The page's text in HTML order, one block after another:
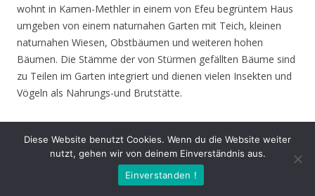
wohnt in Kamen-Methler in einem von Efeu begrüntem Haus
umgeben von einem naturnahen Garten mit Teich, kleinen
naturnahen Wiesen, Obstbäumen und weiteren hohen
Bäumen. Die Stämme der von Stürmen gefällten Bäume sind
zu Teilen im Garten integriert und dienen vielen Insekten und
Vögeln als Nahrungs-und Brutstätte.
Jahrzehnten für den Natur- und Umweltschutz nein.
Die Naturfotos sind in den letzten drei Jahren entstanden und
Diese Website benutzt Cookies. Wenn du die Website weiter
nutzt, gehen wir von deinem Einverständnis aus.
Einverstanden !